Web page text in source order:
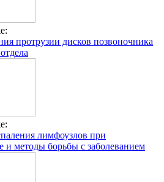
протрузии дисков позвоночника
лимфоузлов при
и методы борьбы с заболеванием